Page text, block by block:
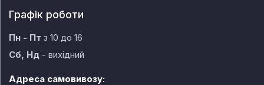
Графік роботи
Пн - Пт з 10 до 16
Сб, Нд - вихідний
Адреса самовивозу: